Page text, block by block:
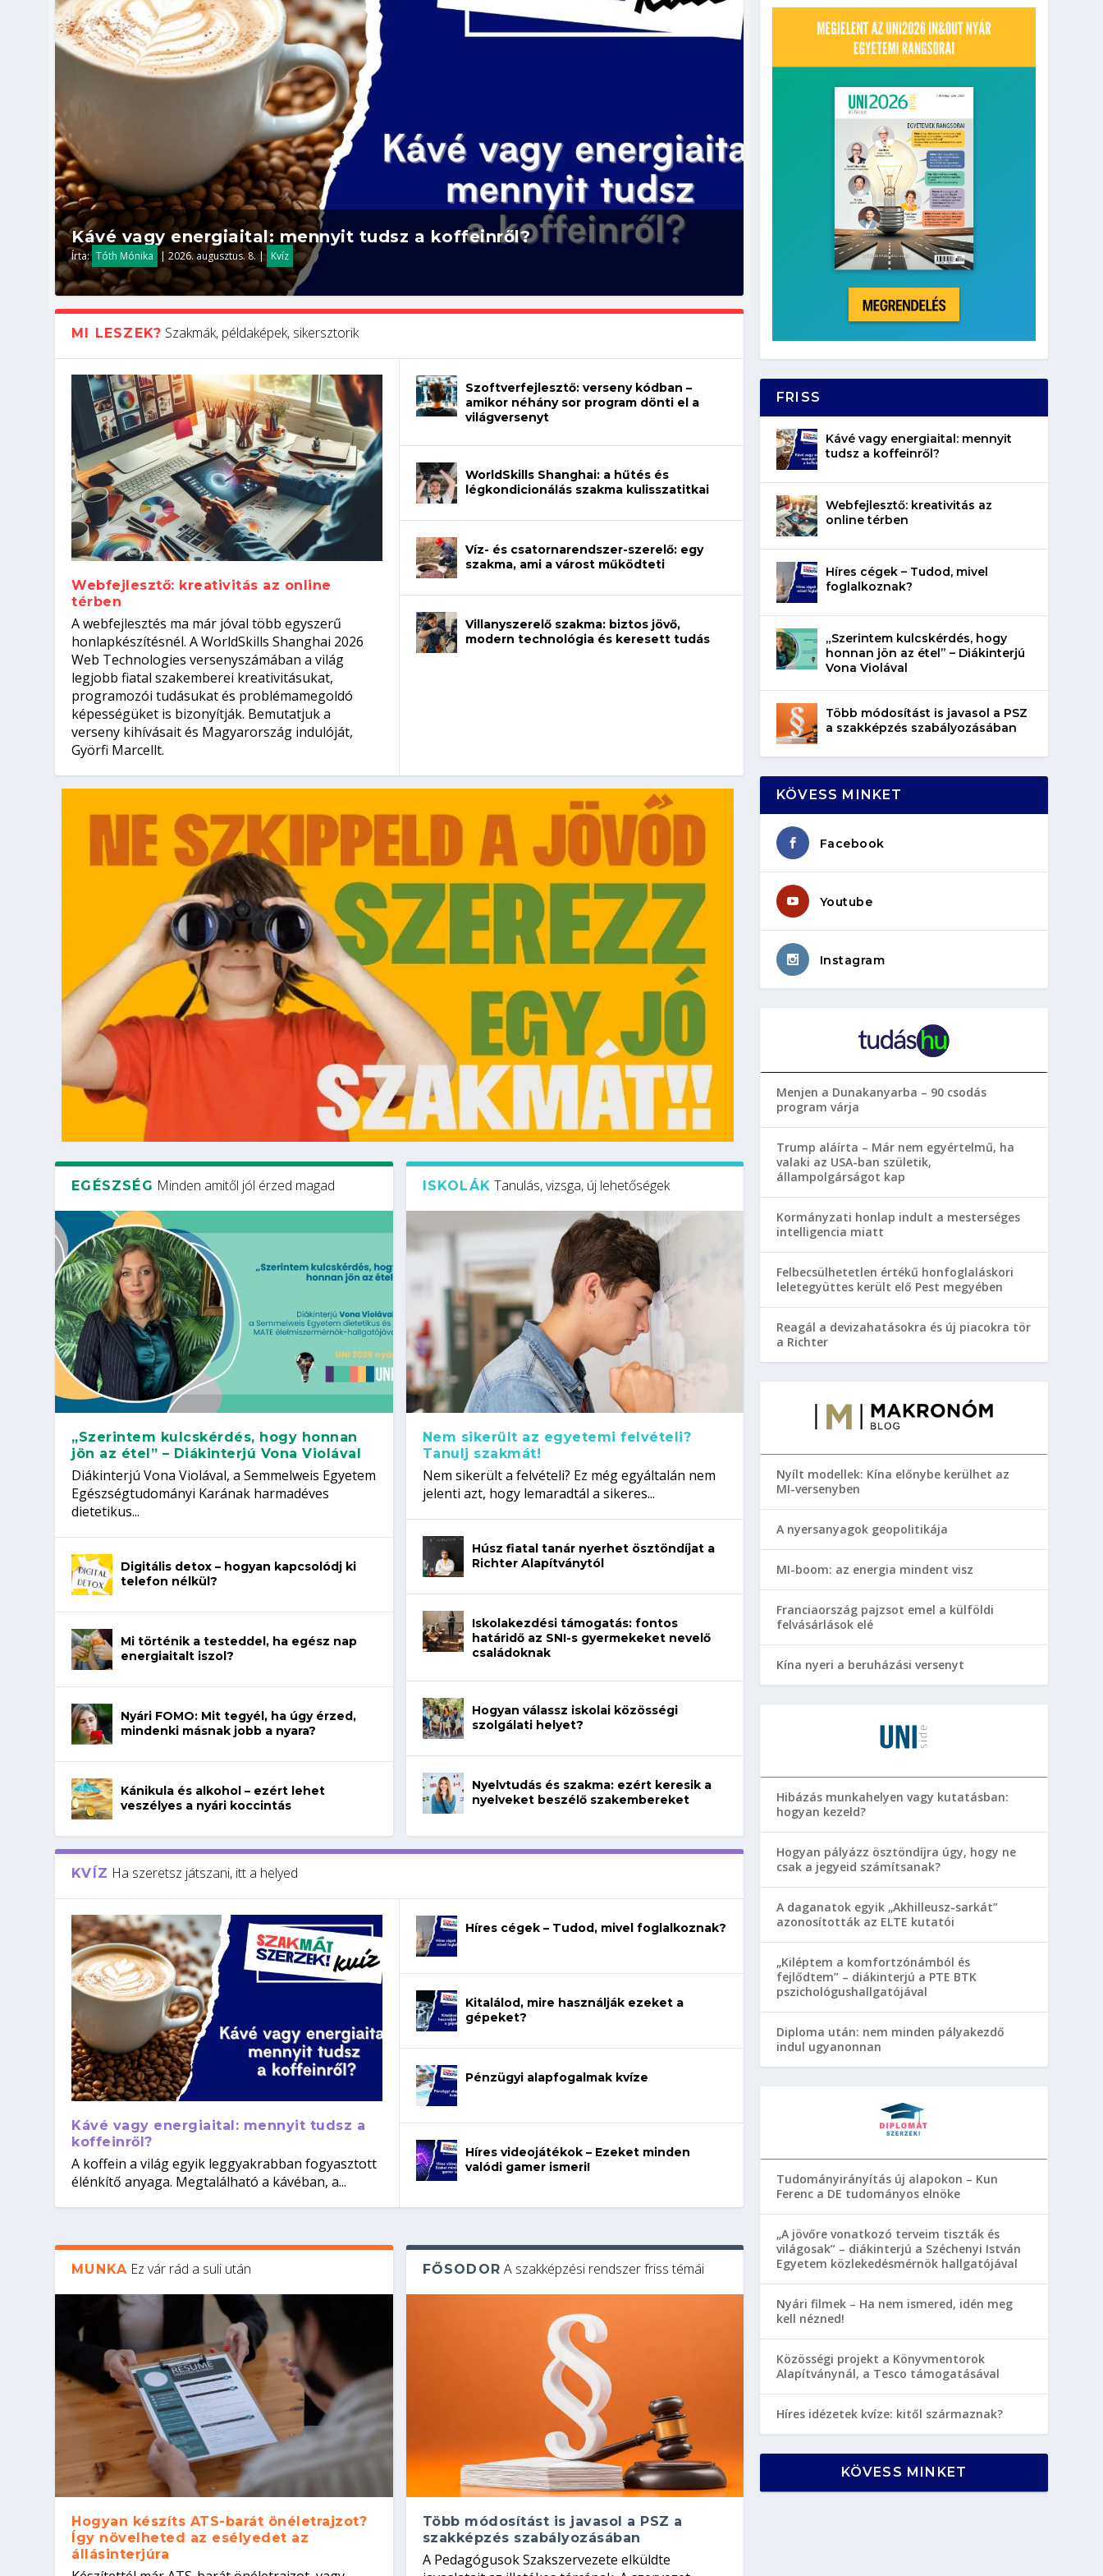
Kávé vagy energiaital: mennyit tudsz a koffeinről?
Írta: Tóth Mónika |2026. augusztus. 8.| Kvíz
Hogyan készíts ATS-barát önéletrajzot? Így növelheted az esélyedet az
állásinterjúra...
Írta: Oláh Erika |2026. augusztus. 5.| Munka
Kitalálod, mire használják ezeket a gépeket?
Írta: Tóth Mónika |2026. augusztus. 4.| Kvíz
Nem sikerült az egyetemi felvételi? Tanulj szakmát!
Írta: Oláh Erika |2026. augusztus. 4.| Iskolák
Szoftverfejlesztő: verseny kódban – amikor néhány sor program dönti
el a világversenyt...
Írta: Szakmát Szerzek | 2026. augusztus. 3.| Mi leszek?
MI LESZEK? Szakmák, példaképek, sikersztorik
Webfejlesztő: kreativitás az online
térben
A webfejlesztés ma már jóval több egyszerű
honlapkészítésnél. A WorldSkills Shanghai 2026
Web Technologies versenyszámában a világ
legjobb fiatal szakemberei kreativitásukat,
programozói tudásukat és problémamegoldó
képességüket is bizonyítják. Bemutatjuk a
verseny kihívásait és Magyarország indulóját,
Györfi Marcellt.
Szoftverfejlesztő: verseny kódban –
amikor néhány sor program dönti el a
világversenyt
WorldSkills Shanghai: a hűtés és
légkondicionálás szakma kulisszatitkai
Víz- és csatornarendszer-szerelő: egy
szakma, ami a várost működteti
Villanyszerelő szakma: biztos jövő,
modern technológia és keresett tudás
EGÉSZSÉG Minden amitől jól érzed magad
„Szerintem kulcskérdés, hogy honnan
jön az étel” – Diákinterjú Vona Violával
Diákinterjú Vona Violával, a Semmelweis Egyetem
Egészségtudományi Karának harmadéves
dietetikus...
Digitális detox – hogyan kapcsolódj ki
telefon nélkül?
Mi történik a testeddel, ha egész nap
energiaitalt iszol?
Nyári FOMO: Mit tegyél, ha úgy érzed,
mindenki másnak jobb a nyara?
Kánikula és alkohol – ezért lehet
veszélyes a nyári koccintás
ISKOLÁK Tanulás, vizsga, új lehetőségek
Nem sikerült az egyetemi felvételi?
Tanulj szakmát!
Nem sikerült a felvételi? Ez még egyáltalán nem
jelenti azt, hogy lemaradtál a sikeres...
Húsz fiatal tanár nyerhet ösztöndíjat a
Richter Alapítványtól
Iskolakezdési támogatás: fontos
határidő az SNI-s gyermekeket nevelő
családoknak
Hogyan válassz iskolai közösségi
szolgálati helyet?
Nyelvtudás és szakma: ezért keresik a
nyelveket beszélő szakembereket
KVÍZ Ha szeretsz játszani, itt a helyed
Kávé vagy energiaital: mennyit tudsz a
koffeinről?
A koffein a világ egyik leggyakrabban fogyasztott
élénkítő anyaga. Megtalálható a kávéban, a...
Híres cégek – Tudod, mivel foglalkoznak?
Kitalálod, mire használják ezeket a
gépeket?
Pénzügyi alapfogalmak kvíze
Híres videojátékok – Ezeket minden
valódi gamer ismeri!
MUNKA Ez vár rád a suli után
Hogyan készíts ATS-barát önéletrajzot?
Így növelheted az esélyedet az
állásinterjúra
FŐSODOR A szakképzési rendszer friss témái
Több módosítást is javasol a PSZ a
szakképzés szabályozásában
A Pedagógusok Szakszervezete elküldte
FRISS
Kávé vagy energiaital: mennyit
tudsz a koffeinről?
Webfejlesztő: kreativitás az
online térben
Híres cégek – Tudod, mivel
foglalkoznak?
„Szerintem kulcskérdés, hogy
honnan jön az étel” – Diákinterjú
Vona Violával
Több módosítást is javasol a PSZ
a szakképzés szabályozásában
KÖVESS MINKET
Facebook
Youtube
Instagram
Menjen a Dunakanyarba – 90 csodás
program várja
Trump aláírta – Már nem egyértelmű, ha
valaki az USA-ban születik,
állampolgárságot kap
Kormányzati honlap indult a mesterséges
intelligencia miatt
Felbecsülhetetlen értékű honfoglaláskori
leletegyüttes került elő Pest megyében
Reagál a devizahatásokra és új piacokra tör
a Richter
Nyílt modellek: Kína előnybe kerülhet az
MI-versenyben
A nyersanyagok geopolitikája
MI-boom: az energia mindent visz
Franciaország pajzsot emel a külföldi
felvásárlások elé
Kína nyeri a beruházási versenyt
Hibázás munkahelyen vagy kutatásban:
hogyan kezeld?
Hogyan pályázz ösztöndíjra úgy, hogy ne
csak a jegyeid számítsanak?
A daganatok egyik „Akhilleusz-sarkát”
azonosították az ELTE kutatói
„Kiléptem a komfortzónámból és
fejlődtem” – diákinterjú a PTE BTK
pszichológushallgatójával
Diploma után: nem minden pályakezdő
indul ugyanonnan
Tudományirányítás új alapokon – Kun
Ferenc a DE tudományos elnöke
„A jövőre vonatkozó terveim tiszták és
világosak” – diákinterjú a Széchenyi István
Egyetem közlekedésmérnök hallgatójával
Nyári filmek – Ha nem ismered, idén meg
kell nézned!
Közösségi projekt a Könyvmentorok
Alapítványnál, a Tesco támogatásával
Híres idézetek kvíze: kitől származnak?
KÖVESS MINKET